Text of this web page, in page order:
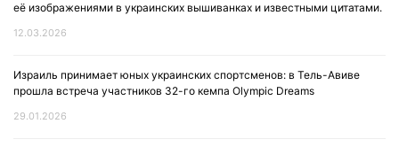
её изображениями в украинских вышиванках и известными цитатами.
12.03.2026
Израиль принимает юных украинских спортсменов: в Тель-Авиве
прошла встреча участников 32-го кемпа Olympic Dreams
29.01.2026